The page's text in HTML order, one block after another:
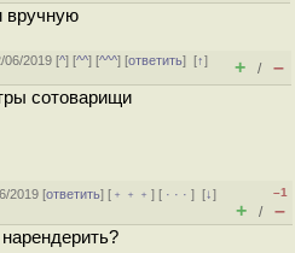
вручную
06/2019 [^] [^^] [^^^] [ответить][↑]
+ / –
сотоварищи
2019 [ответить] [ ﹢﹢﹢] [ · · ·][↓]
–1
+ / –